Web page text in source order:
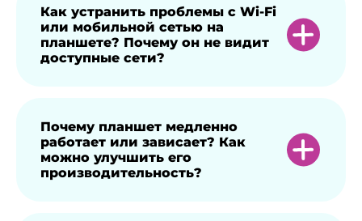
Такая проблема может возникнуть по
разным причинам. Например, если
неисправно зарядное устройство или в
питанию аппарат не заряжался. Также
возможны проблемы с программным
обеспечением или произошла поломка
Как устранить проблемы с Wi-Fi
или мобильной сетью на
планшете? Почему он не видит
доступные сети?
Попробуйте для начала перезагрузить
устройство. Не помогло ―
переключитесь с Wi-Fi на мобильный
Почему планшет медленно
работает или зависает? Как
можно улучшить его
производительность?